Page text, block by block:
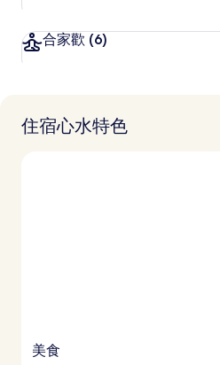
合家歡 (6)
住宿心水特色
美食